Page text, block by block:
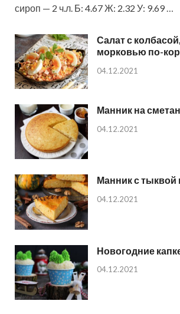
сироп — 2 ч.л. Б: 4.67 Ж: 2.32 У: 9.69 …
Салат с
морковью по-
04.12.2021
Манник на
04.12.2021
Манник с тыквой
04.12.2021
Новогодние
04.12.2021